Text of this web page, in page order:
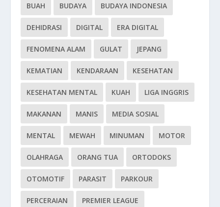
BUAH BUDAYA BUDAYA INDONESIA
DEHIDRASI DIGITAL ERA DIGITAL
FENOMENA ALAM GULAT JEPANG
KEMATIAN KENDARAAN KESEHATAN
KESEHATAN MENTAL KUAH LIGA INGGRIS
MAKANAN MANIS MEDIA SOSIAL
MENTAL MEWAH MINUMAN MOTOR
OLAHRAGA ORANG TUA ORTODOKS
OTOMOTIF PARASIT PARKOUR
PERCERAIAN PREMIER LEAGUE